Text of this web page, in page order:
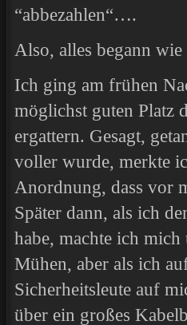
“abbezahlen“….
Also, alles begann
Ich ging am frühen
möglichst guten Platz
ergattern. Gesagt,
voller wurde, merkte
Anordnung, dass vor
Später dann, als ich
habe, machte ich
Mühen, aber als ich
Sicherheitsleute auf
über ein großes